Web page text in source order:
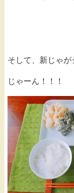
そして、新じゃが
じゃーん！！！